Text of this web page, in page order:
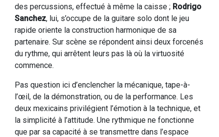
des percussions, effectué à même la caisse ; Rodrigo
Sanchez, lui, s’occupe de la guitare solo dont le jeu
rapide oriente la construction harmonique de sa
partenaire. Sur scène se répondent ainsi deux forcenés
du rythme, qui arrêtent leurs pas là où la virtuosité
commence.
Pas question ici d’enclencher la mécanique, tape-à-
l’œil, de la démonstration, ou de la performance. Les
deux mexicains privilégient l’émotion à la technique, et
la simplicité à l’attitude. Une rythmique ne fonctionne
que par sa capacité à se transmettre dans l’espace